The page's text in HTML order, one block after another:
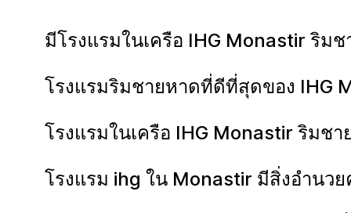
มีโรงแรมในเครือ IHG Monastir ริม
โรงแรมริมชายหาดที่ดีที่สุดของ IHG
โรงแรมในเครือ IHG Monastir ริมช
โรงแรม ihg ใน Monastir มีสิ่งอำนว